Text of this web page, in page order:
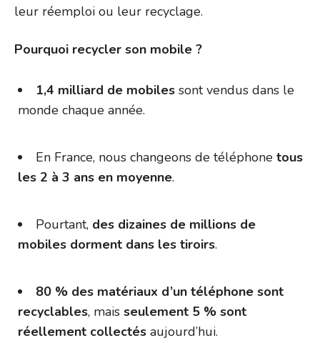
leur réemploi ou leur recyclage.
Pourquoi recycler son mobile ?
1,4 milliard de mobiles sont vendus dans le
monde chaque année.
En France, nous changeons de téléphone tous
les 2 à 3 ans en moyenne.
Pourtant, des dizaines de millions de
mobiles dorment dans les tiroirs.
80 % des matériaux d’un téléphone sont
recyclables, mais seulement 5 % sont
réellement collectés aujourd’hui.